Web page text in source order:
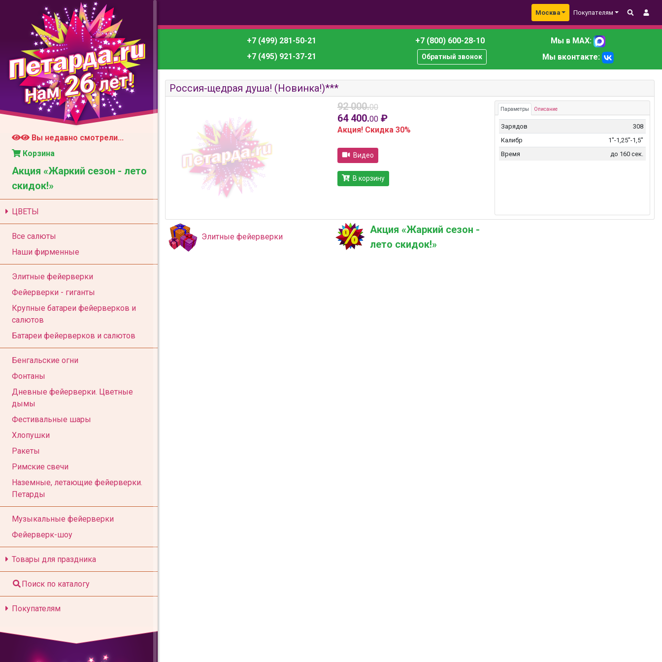
Нам26лет!
Вы недавно смотрели...
Корзина
Акция «Жаркий сезон - лето
скидок!»
ЦВЕТЫ
Все салюты
Наши фирменные
Элитные фейерверки
Фейерверки - гиганты
Крупные батареи фейерверков и
салютов
Батареи фейерверков и салютов
Бенгальские огни
Фонтаны
Дневные фейерверки. Цветные
дымы
Фестивальные шары
Хлопушки
Ракеты
Римские свечи
Наземные, летающие фейерверки.
Петарды
Музыкальные фейерверки
Фейерверк-шоу
Товары для праздника
Поиск по каталогу
Покупателям
Москва Покупателям
+7 (499) 281-50-21
+7 (495) 921-37-21
+7 (800) 600-28-10
Обратный звонок
Мы в MAX:
Мы вконтакте:
Россия-щедрая душа! (Новинка!)***
92 000.00
64 400.00₽
Акция! Скидка 30%
Видео
В корзину
Параметры Описание
Зарядов
308
Калибр
1"-1,25"-1,5"
Время
до 160 сек.
Элитные фейерверки
Акция «Жаркий сезон -
лето скидок!»